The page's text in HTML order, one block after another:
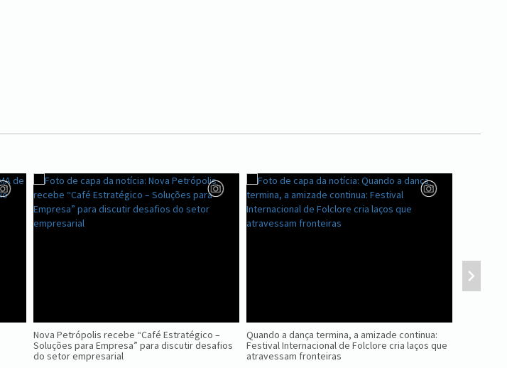
Nova Petrópolis recebe “Café Estratégico –
Soluções para Empresa” para discutir desafios
do setor empresarial
Quando a dança termina, a amizade continua:
Festival Internacional de Folclore cria laços que
atravessam fronteiras